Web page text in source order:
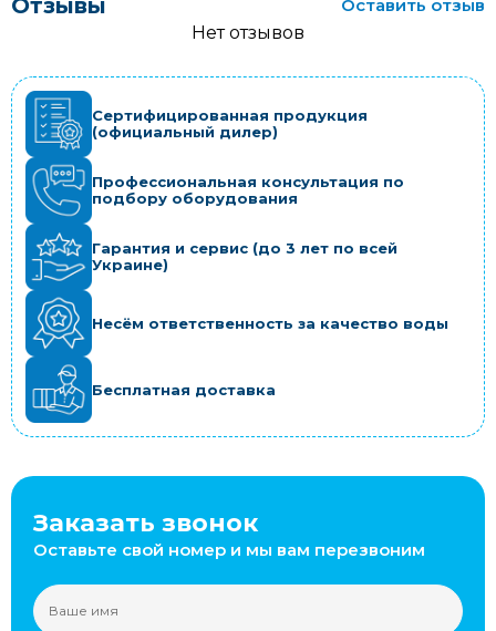
Отзывы
Оставить отзыв
Нет отзывов
Сертифицированная продукция
(официальный дилер)
Профессиональная консультация по
подбору оборудования
Гарантия и сервис (до 3 лет по всей
Украине)
Несём ответственность за качество воды
Бесплатная доставка
Заказать звонок
Оставьте свой номер и мы вам перезвоним